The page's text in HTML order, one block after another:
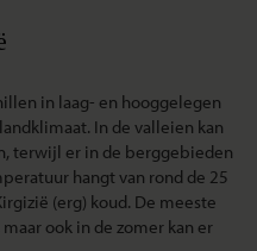
in laag- en hooggelegen
In de valleien kan
terwijl er in de berggebieden
hangt van rond de 25
(erg) koud. De meeste
ook in de zomer kan er